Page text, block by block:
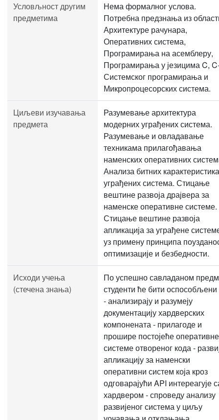
Условљност другим
предметима
Нема формалног услова.
Потребна предзнања из
Архитектуре рачунара,
Оперативних система,
Програмирања на асемблеру,
Програмирања у језицима C,
Системског програмирања и
Микропроцесорских система.
Циљеви изучавања
предмета
Разумевање архитектура
модерних уграђених система.
Разумевање и овладавање
техникама прилагођавања
наменских оперативних
Анализа битних карактеристика
уграђених система. Стицање
вештине развоја драјвера за
наменске оперативне системе.
Стицање вештине развоја
апликација за уграђене
уз примену принципа
оптимизације и безбедности.
Исходи учења
(стечена знања)
По успешно савладаном
студенти ће бити
- анализирају и разумеју
документацију хардверских
компонената - прилагоде и
прошире постојеће оперативне
системе отвореног кода -
апликацију за наменски
оперативни систем која кроз
одговарајући API интереагује
хардвером - спроведу анализу
развијеног система у циљу